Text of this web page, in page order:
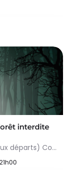
interdite
BALADE POUR LES PETITS - À 15H ET 16H (deux départs) Conteuse : Raphaëlle Bouillon Venez fêter Halloween de…